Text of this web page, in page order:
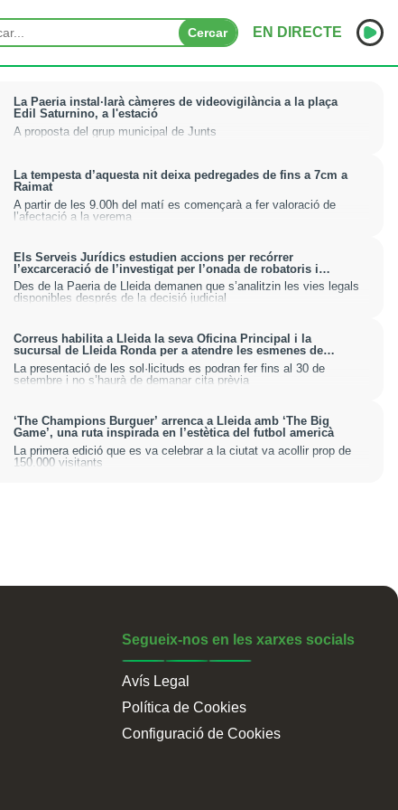
Cercar EN DIRECTE
INICI
PODCASTS
PROGRAMES
CONTACTE
La Paeria instal·larà càmeres de videovigilància a la plaça
Edil Saturnino, a l'estació
A proposta del grup municipal de Junts
La tempesta d’aquesta nit deixa pedregades de fins a 7cm a
Raimat
A partir de les 9.00h del matí es començarà a fer valoració de
l’afectació a la verema
Els Serveis Jurídics estudien accions per recórrer
l’excarceració de l’investigat per l’onada de robatoris i
incendis a l’Horta
Des de la Paeria de Lleida demanen que s’analitzin les vies legals
disponibles després de la decisió judicial
Correus habilita a Lleida la seva Oficina Principal i la
sucursal de Lleida Ronda per a atendre les esmenes de
regularització de migrants
La presentació de les sol·licituds es podran fer fins al 30 de
setembre i no s’haurà de demanar cita prèvia
‘The Champions Burguer’ arrenca a Lleida amb ‘The Big
Game’, una ruta inspirada en l’estètica del futbol americà
La primera edició que es va celebrar a la ciutat va acollir prop de
150.000 visitants
Segueix-nos en les xarxes socials
Avís Legal
Política de Cookies
Configuració de Cookies